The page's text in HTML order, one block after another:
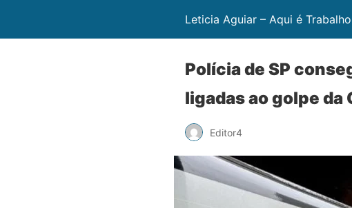
Leticia Aguiar – Aqui é Trabalho
Polícia de SP
ligadas ao golpe da
Editor4